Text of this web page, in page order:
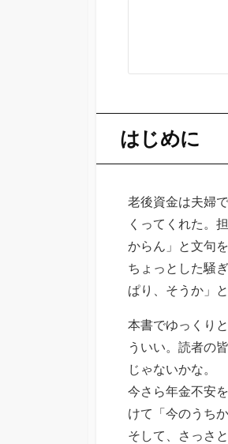
はじめに
老後資金は夫婦
くってくれた。
からん」と文句
ちょっとした騒
ぱり、そうか」
本書でゆっくり
ういい。読者の
じゃないかな。
今さら年金不安
けて「今のうち
そして、さっさ